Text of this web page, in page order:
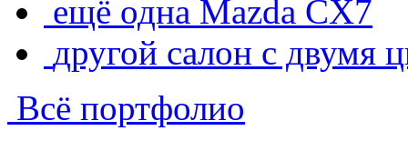
ещё одна Mazda CX7
другой салон с двумя
Всё портфолио